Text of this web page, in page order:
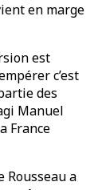
en marge
est
c’est
des
Manuel
France
Rousseau a